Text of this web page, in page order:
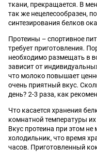
ткани, прекращается. В
так же нецелесообразен,
синтезирования белков
Протеины – спортивное
требует приготовления.
необходимо размещать в
зависит от
что молоко повышает
очень приятный вкус.
день? 2-3 раза, как
Что касается хранения
комнатной температуры
Вкус протеина при этом не
холодильник, что время
часов. Приготовленный